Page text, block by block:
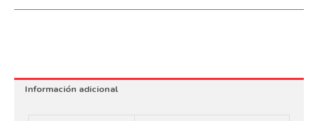
Información adicional